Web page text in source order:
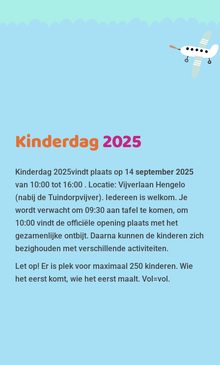
Kinderdag2025
Kinderdag 2025vindt plaats op 14 september 2025
van 10:00 tot 16:00 . Locatie: Vijverlaan Hengelo
(nabij de Tuindorpvijver). Iedereen is welkom. Je
wordt verwacht om 09:30 aan tafel te komen, om
10:00 vindt de officiële opening plaats met het
gezamenlijke ontbijt. Daarna kunnen de kinderen zich
bezighouden met verschillende activiteiten.
Let op! Er is plek voor maximaal 250 kinderen. Wie
het eerst komt, wie het eerst maalt. Vol=vol.